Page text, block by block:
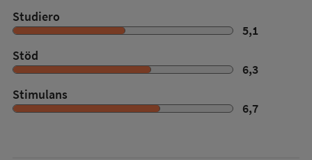
Studiero
5,1
Stöd
6,3
Stimulans
6,7